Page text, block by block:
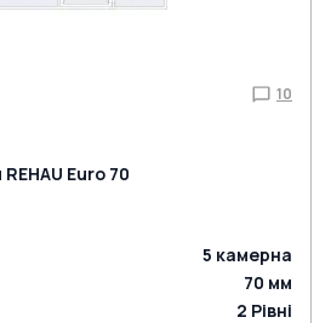
10
Euro 70
5 камерна
70 мм
2 Рівні